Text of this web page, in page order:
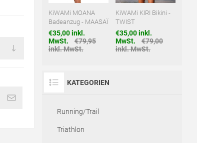
KiWAMi MOANA
Badeanzug - MAASAÏ
€35,00 inkl.
MwSt.
€79,95
inkl. MwSt.
KiWAMi KIRI Bikini -
TWIST
€35,00 inkl.
MwSt.
€79,00
inkl. MwSt.
KATEGORIEN
Running/Trail
Triathlon